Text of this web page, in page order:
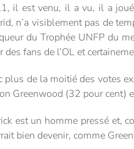
il est venu, il a vu, il a
n’a visiblement pas de
du Trophée UNFP du
fans de l’OL et
plus de la moitié des votes
Greenwood (32 pour cent)
est un homme pressé et,
bien devenir, comme